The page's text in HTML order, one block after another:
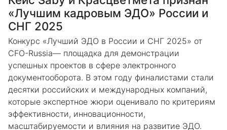
«Лучшим кадровым ЭДО» России и
СНГ 2025
Конкурс «Лучший ЭДО в России и СНГ 2025» от
CFO-Russia— площадка для демонстрации
успешных проектов в сфере электронного
документооборота. В этом году финалистами стали
десятки российских и международных компаний,
которые экспертное жюри оценивало по критериям
эффективности, инновационности,
масштабируемости и влияния на развитие ЭДО.